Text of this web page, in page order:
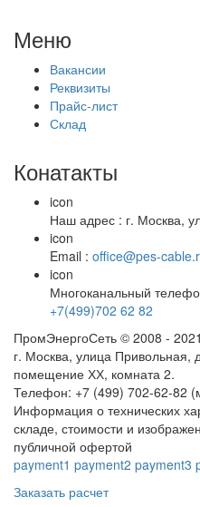
Меню
Вакансии
Реквизиты
Прайс-лист
Склад
Конатакты
icon
Наш адрес : г. Москва,
icon
Email : office@pes-
icon
Многоканальный
+7(499)702 62 82
ПромЭнергоСеть © 2008 -
г. Москва, улица
помещение ХХ, комната 2.
Телефон: +7 (499) 702-62-82
Информация о технических
складе, стоимости и
публичной офертой
payment1 payment2 payment3
Заказать расчет